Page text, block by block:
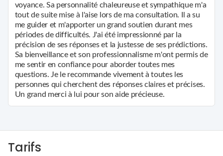
voyance. Sa personnalité chaleureuse et sympathique m'a
tout de suite mise à l'aise lors de ma consultation. Il a su
me guider et m'apporter un grand soutien durant mes
périodes de difficultés. J'ai été impressionné par la
précision de ses réponses et la justesse de ses prédictions.
Sa bienveillance et son professionnalisme m'ont permis de
me sentir en confiance pour aborder toutes mes
questions. Je le recommande vivement à toutes les
personnes qui cherchent des réponses claires et précises.
Un grand merci à lui pour son aide précieuse.
Tarifs